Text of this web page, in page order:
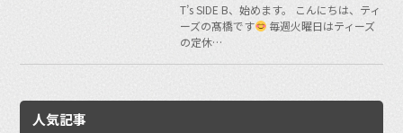
T’s SIDE B、始めます。 こんにちは、ティ
ーズの髙橋です
毎週火曜日はティーズ
の定休…
人気記事